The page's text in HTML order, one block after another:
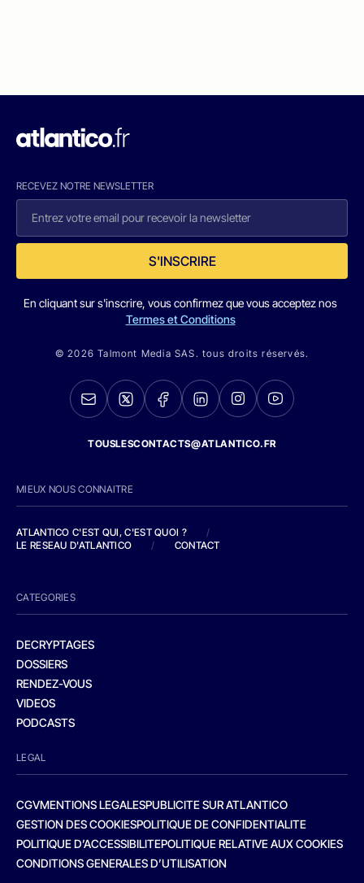
RECEVEZ NOTRE NEWSLETTER
S'INSCRIRE
En cliquant sur s'inscrire, vous confirmez que vous acceptez nos
Termes et Conditions
© 2026 Talmont Media SAS. tous droits réservés.
TOUSLESCONTACTS@ATLANTICO.FR
MIEUX NOUS CONNAITRE
ATLANTICO C'EST QUI, C'EST QUOI ?
/
LE RESEAU D'ATLANTICO
/ CONTACT
CATEGORIES
DECRYPTAGES
DOSSIERS
RENDEZ-VOUS
VIDEOS
PODCASTS
LEGAL
CGVMENTIONS LEGALESPUBLICITE SUR ATLANTICO
GESTION DES COOKIESPOLITIQUE DE CONFIDENTIALITE
POLITIQUE D’ACCESSIBILITEPOLITIQUE RELATIVE AUX COOKIES
CONDITIONS GENERALES D’UTILISATION